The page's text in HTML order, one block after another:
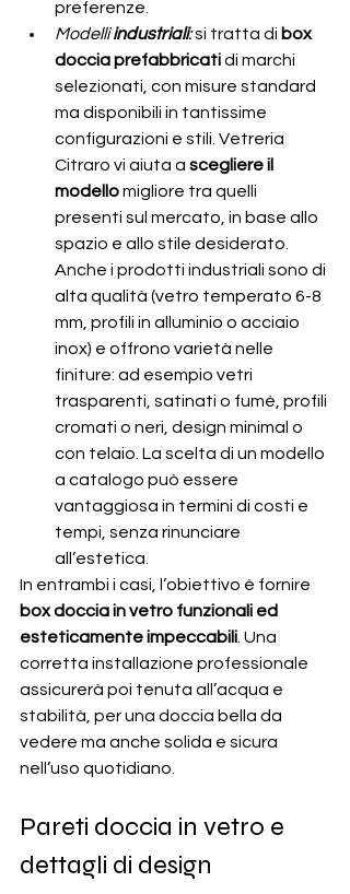
preferenze.
Modelli industriali: si tratta di box
doccia prefabbricati di marchi
selezionati, con misure standard
ma disponibili in tantissime
configurazioni e stili. Vetreria
Citraro vi aiuta a scegliere il
modello migliore tra quelli
presenti sul mercato, in base allo
spazio e allo stile desiderato.
Anche i prodotti industriali sono di
alta qualità (vetro temperato 6-8
mm, profili in alluminio o acciaio
inox) e offrono varietà nelle
finiture: ad esempio vetri
trasparenti, satinati o fumé, profili
cromati o neri, design minimal o
con telaio. La scelta di un modello
a catalogo può essere
vantaggiosa in termini di costi e
tempi, senza rinunciare
all’estetica.
In entrambi i casi, l’obiettivo è fornire
box doccia in vetro funzionali ed
esteticamente impeccabili . Una
corretta installazione professionale
assicurerà poi tenuta all’acqua e
stabilità, per una doccia bella da
vedere ma anche solida e sicura
nell’uso quotidiano.
Pareti doccia in vetro e
dettagli di design